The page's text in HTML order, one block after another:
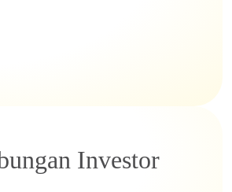
Investor